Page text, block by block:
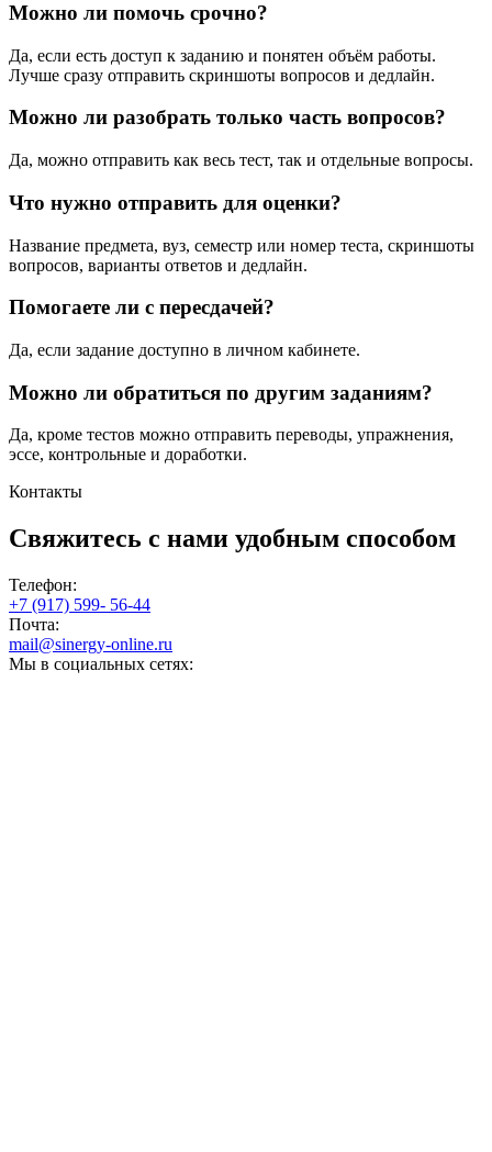
Можно ли помочь срочно?
Да, если есть доступ к заданию и понятен объём работы.
Лучше сразу отправить скриншоты вопросов и дедлайн.
Можно ли разобрать только часть вопросов?
Да, можно отправить как весь тест, так и отдельные вопросы.
Что нужно отправить для оценки?
Название предмета, вуз, семестр или номер теста, скриншоты
вопросов, варианты ответов и дедлайн.
Помогаете ли с пересдачей?
Да, если задание доступно в личном кабинете.
Можно ли обратиться по другим заданиям?
Да, кроме тестов можно отправить переводы, упражнения,
эссе, контрольные и доработки.
Контакты
Свяжитесь с нами удобным способом
Телефон:
+7 (917) 599- 56-44
Почта:
mail@sinergy-online.ru
Мы в социальных сетях: